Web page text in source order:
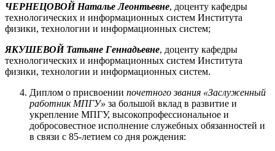
ЧЕРНЕЦОВОЙ Наталье Леонтьевне, доценту кафедры
технологических и информационных систем Института
физики, технологии и информационных систем;
ЯКУШЕВОЙ Татьяне Геннадьевне, доценту кафедры
технологических и информационных систем Института
физики, технологии и информационных систем.
Диплом о присвоении почетного звания «Заслуженный
работник МПГУ» за большой вклад в развитие и
укрепление МПГУ, высокопрофессиональное и
добросовестное исполнение служебных обязанностей и
в связи с 85-летием со дня рождения: